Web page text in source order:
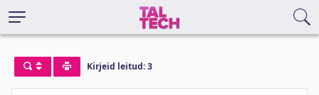
Kirjeid leitud: 3